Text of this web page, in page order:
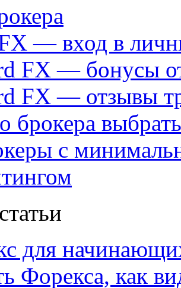
— вход в
FX — бонусы
FX — отзывы
брокера
с
для
Форекса, как